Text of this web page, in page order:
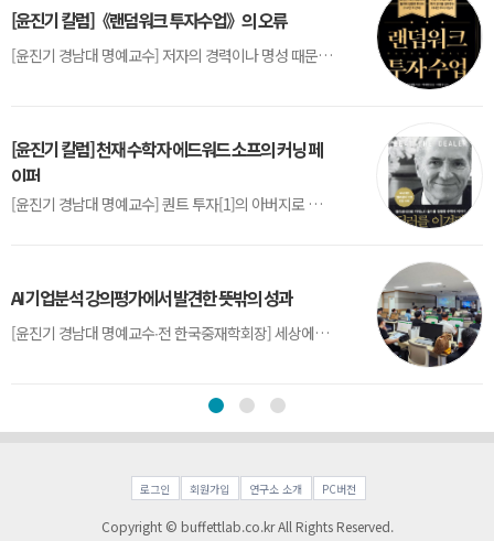
[윤진기 칼럼]《랜덤워크 투자수업》의 오류
[윤진기 경남대 명예교수] 저자의 경력이나 명성 때문인지 2020년에 번역 출판된 《랜덤워크 투자수업》(A Random Walk Down Wall Street) 12판은 표지부터가 거창하다. ‘45년간 12번 개정하며 철저히 검증한 투자서’, ‘전문가 부럽지 않은 투자 감각을 길러주는 위대한 투자지침서’ 라는 은빛 광고문구로 독자를 유혹한다.[1] 출판 50주...
[윤진기 칼럼] 천재 수학자 에드워드 소프의 커닝 페
이퍼
[윤진기 경남대 명예교수] 퀀트 투자[1]의 아버지로 불리는 에드워드 소프(Edward O. Thorp)는 수학계에서 천재로 알려진 인물이다. 그는 수학자이지만, 투자 업계에도 여러 가지 흥미로운 일화를 남겼다.수학을 이용하여 카지노를 이길 수 있는지가 궁금했던 그는 동료 교수가 소개해 준 블랙잭(Blackjack) 전략의 핵심을 손바닥 크기의 종이에 요...
AI 기업분석 강의평가에서 발견한 뜻밖의 성과
[윤진기 경남대 명예교수∙전 한국중재학회장] 세상에는 우연처럼 보이지만 인류의 진보를 이끌어낸 사건들이 있다. 영국의 알렉산더 플레밍(Alexander Fleming)이 곰팡이 핀 페트리 접시(Petri dish)를 버리지 않고[1] 관찰해 페니실린을 발견한 것은 그 대표적 사례다. 무심히 지나쳤다면 결코 없었을 혁신이었다.지난 7월 5일, 필자가 개발한 기업...
로그인 회원가입 연구소 소개 PC버전
Copyright © buffettlab.co.kr All Rights Reserved.